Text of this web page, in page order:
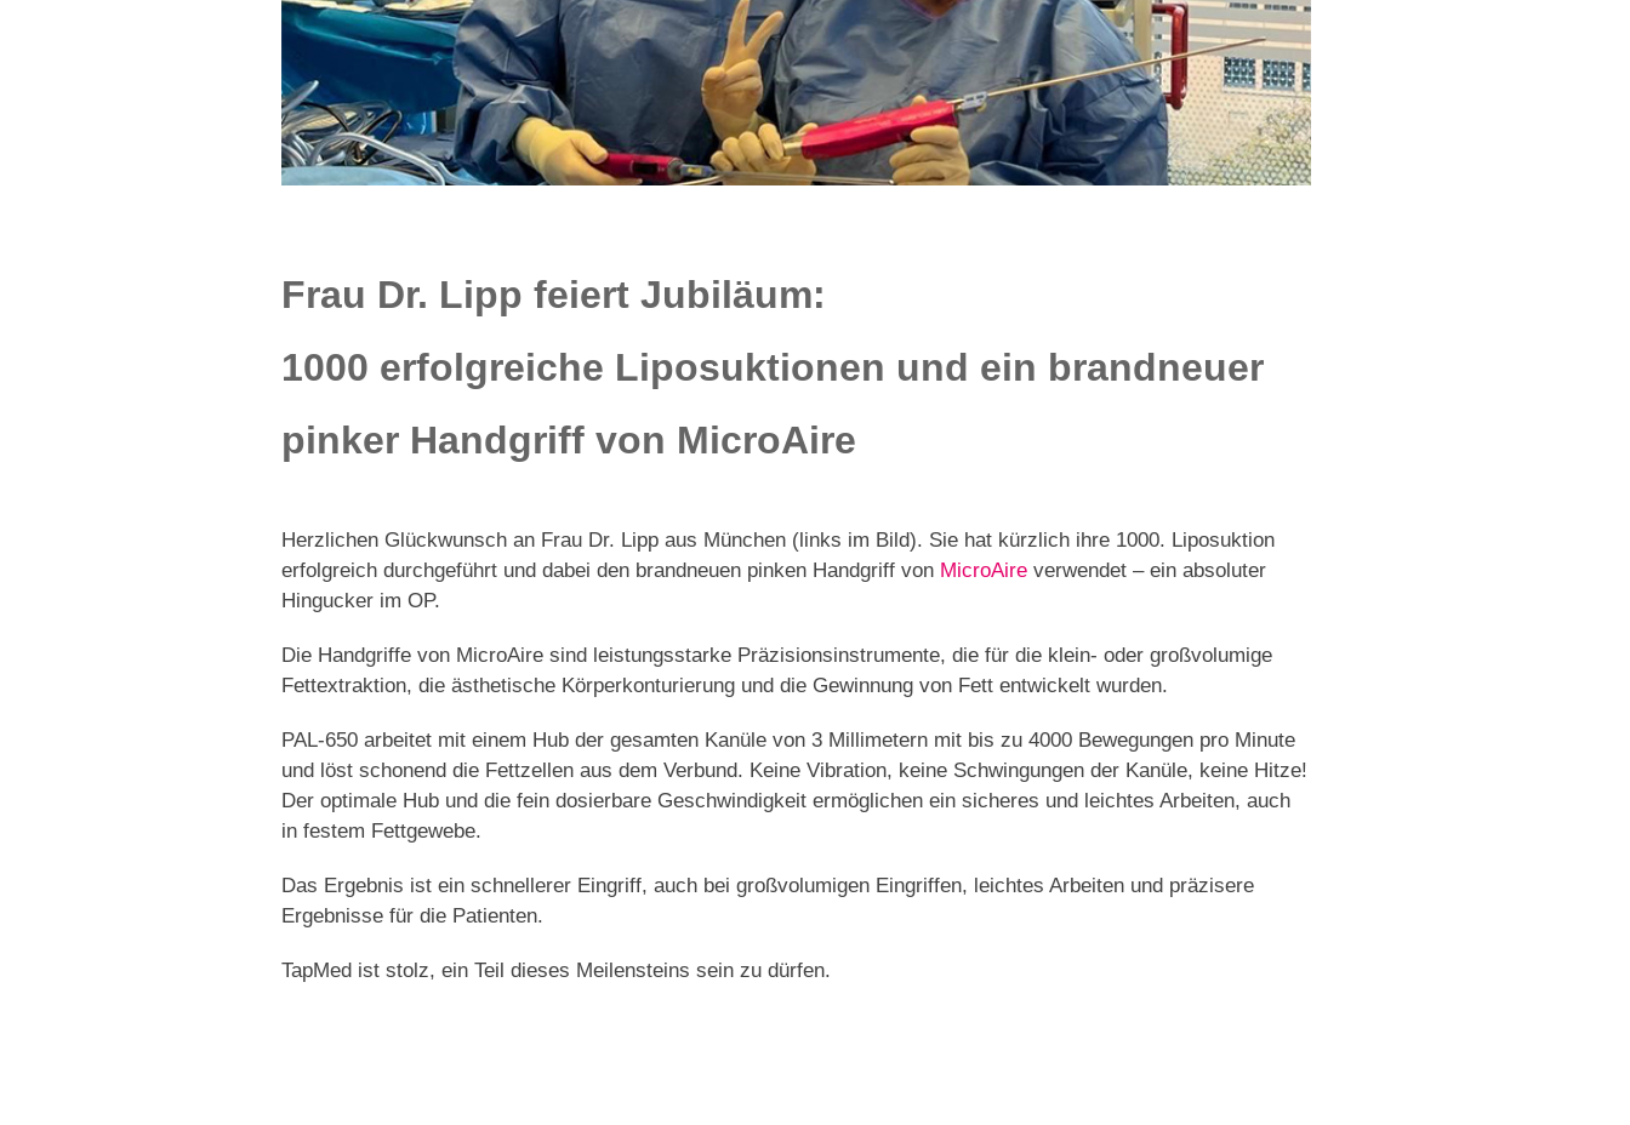
Frau Dr. Lipp feiert Jubiläum:
1000 erfolgreiche Liposuktionen und ein brandneuer
pinker Handgriff von MicroAire
Herzlichen Glückwunsch an Frau Dr. Lipp aus München (links im Bild). Sie hat kürzlich ihre 1000. Liposuktion
erfolgreich durchgeführt und dabei den brandneuen pinken Handgriff von MicroAire verwendet – ein absoluter
Hingucker im OP.
Die Handgriffe von MicroAire sind leistungsstarke Präzisionsinstrumente, die für die klein- oder großvolumige
Fettextraktion, die ästhetische Körperkonturierung und die Gewinnung von Fett entwickelt wurden.
PAL-650 arbeitet mit einem Hub der gesamten Kanüle von 3 Millimetern mit bis zu 4000 Bewegungen pro Minute
und löst schonend die Fettzellen aus dem Verbund. Keine Vibration, keine Schwingungen der Kanüle, keine Hitze!
Der optimale Hub und die fein dosierbare Geschwindigkeit ermöglichen ein sicheres und leichtes Arbeiten, auch
in festem Fettgewebe.
Das Ergebnis ist ein schnellerer Eingriff, auch bei großvolumigen Eingriffen, leichtes Arbeiten und präzisere
Ergebnisse für die Patienten.
TapMed ist stolz, ein Teil dieses Meilensteins sein zu dürfen.